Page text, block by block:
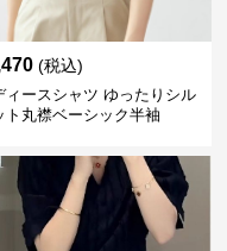
(税込)
ィースシャツ ゆったりシル
ト丸襟ベーシック半袖